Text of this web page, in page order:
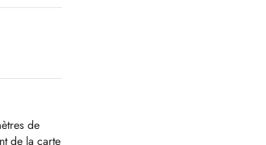
de
de la carte